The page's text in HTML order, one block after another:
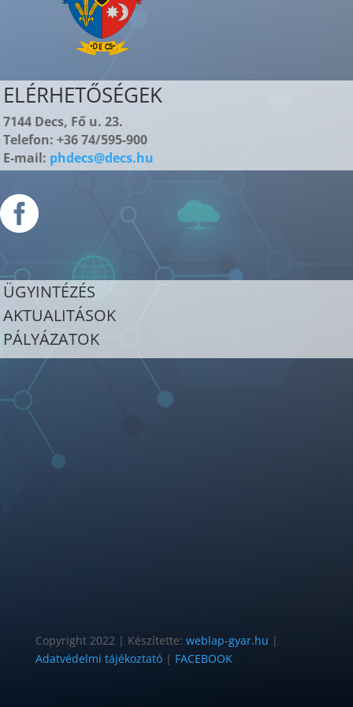
ELÉRHETŐSÉGEK
7144 Decs, Fő u. 23.
Telefon: +36 74/595-900
E-mail: phdecs@decs.hu

ÜGYINTÉZÉS
AKTUALITÁSOK
PÁLYÁZATOK
Copyright 2022 | Készítette: weblap-gyar.hu |
Adatvédelmi tájékoztató| FACEBOOK